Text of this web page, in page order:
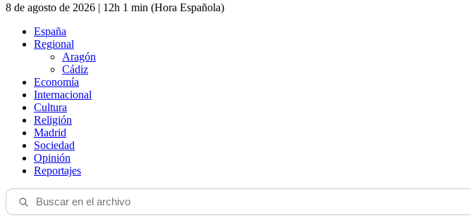
8 de agosto de 2026 | 12h 1 min (Hora Española)
España
Regional
Aragón
Cádiz
Economía
Internacional
Cultura
Religión
Madrid
Sociedad
Opinión
Reportajes